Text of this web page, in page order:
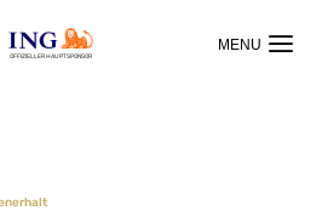
OFFIZIELLER HAUPTSPONSOR